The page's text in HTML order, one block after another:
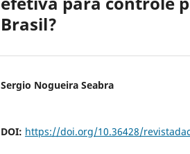
Brasil?
Sergio Nogueira Seabra
DOI: https://doi.org/10.36428/